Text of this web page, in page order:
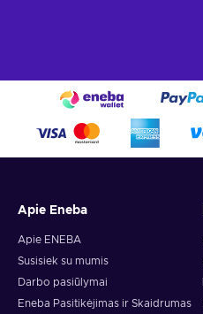
Apie Eneba
Apie ENEBA
Susisiek su mumis
Darbo pasiūlymai
Eneba Pasitikėjimas ir Skaidrumas